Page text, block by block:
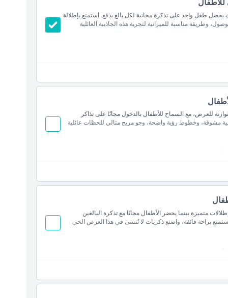
يحصل طفل واحد على تذكرة مجانية لكل بالغ يدفع. استمتع بإطلالة
وطريقة مناسبة للميزانية لتجربة هذه الجاذبية العائلية
للعرض، مع السماح للأطفال بالدخول مجانًا على تذاكر
مشوقة، وخطوط رؤية واضحة، وجو مريح مثالي للحظات عائلية
متميزة بينما يحضر الأطفال مجانًا مع تذكرة البالغين
براحة فائقة، واصنع ذكريات لا تُنسى في هذا العرض الحي